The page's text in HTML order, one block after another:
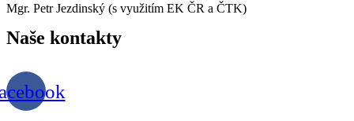
Mgr. Petr Jezdinský (s využitím EK ČR a ČTK)
Naše kontakty